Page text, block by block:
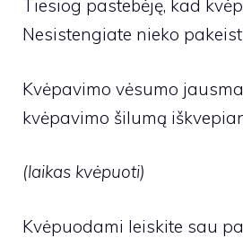
Tiesiog pastebėję, kad
Nesistengiate nieko
Kvėpavimo vėsumo
kvėpavimo šilumą
(laikas kvėpuoti)
Kvėpuodami leiskite sau